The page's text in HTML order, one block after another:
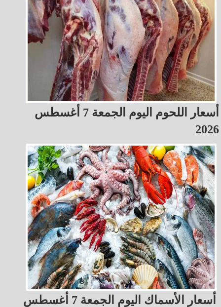
أسعار اللحوم اليوم الجمعة 7 أغسطس
2026
أسعار الأسماك اليوم الجمعة 7 أغسطس